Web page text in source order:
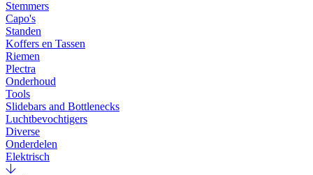
Stemmers
Capo's
Standen
Koffers en Tassen
Riemen
Plectra
Onderhoud
Tools
Slidebars and Bottlenecks
Luchtbevochtigers
Diverse
Onderdelen
Elektrisch